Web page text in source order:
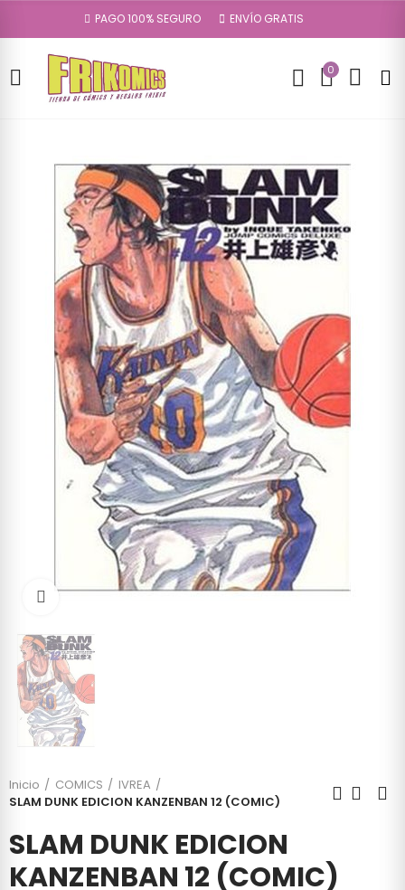
PAGO 100% SEGURO ENVÍO GRATIS
0
Click to enlarge
Inicio COMICS
IVREA
SLAM DUNK EDICION KANZENBAN 12 (COMIC)
SLAM DUNK EDICION
KANZENBAN 12 (COMIC)